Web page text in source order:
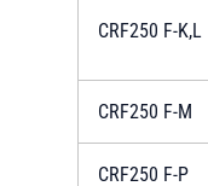
CRF250 F-K,L
CRF250 F-M
CRF250 F-P